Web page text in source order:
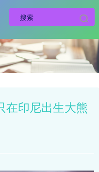
在印尼出生大熊